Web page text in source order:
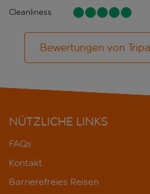
Cleanliness
Bewertungen von
NÜTZLICHE LINKS
FAQs
Kontakt
Barrierefreies Reisen